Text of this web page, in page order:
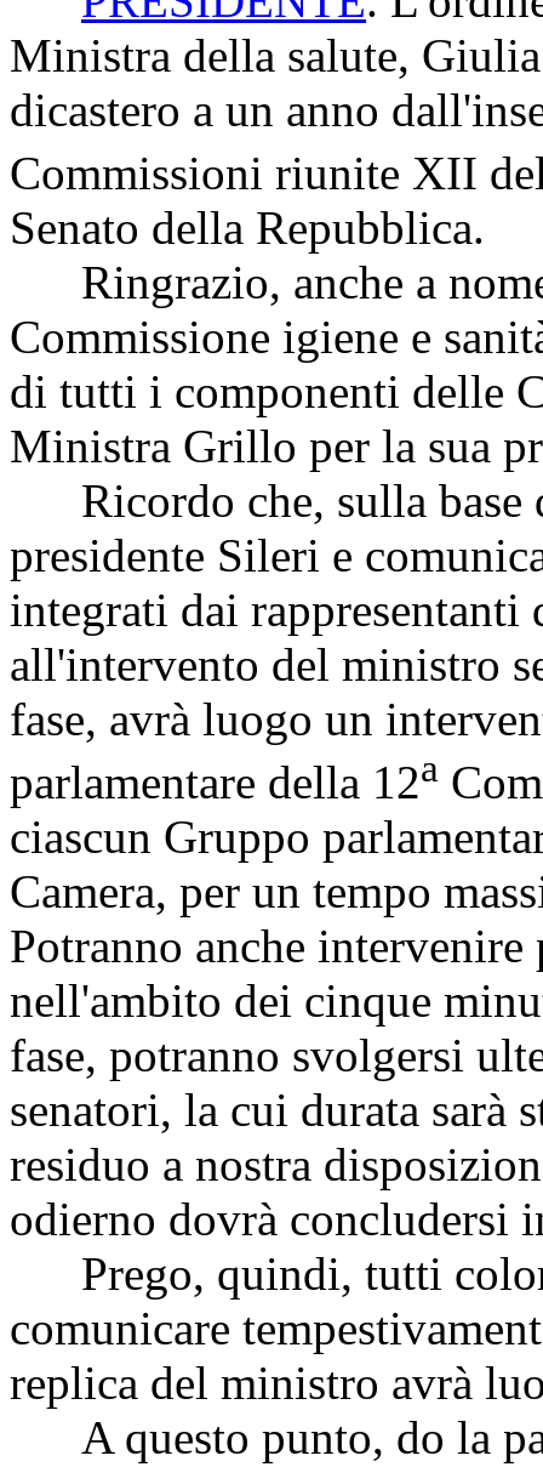
Ministra della salute,
dicastero a un anno
Commissioni riunite XII
Senato della Repubblica.
Ringrazio, anche a
Commissione igiene e
di tutti i componenti delle
Ministra Grillo per la sua
Ricordo che, sulla base
presidente Sileri e
integrati dai
all'intervento del ministro
fase, avrà luogo un
parlamentare della 12a
ciascun Gruppo
Camera, per un tempo
Potranno anche
nell'ambito dei cinque
fase, potranno svolgersi
senatori, la cui durata sarà
residuo a nostra
odierno dovrà concludersi
Prego, quindi, tutti
comunicare
replica del ministro avrà
A questo punto, do la